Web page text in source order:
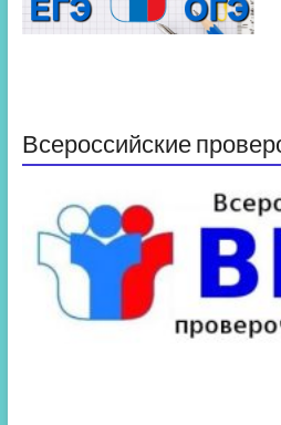
Всероссийские